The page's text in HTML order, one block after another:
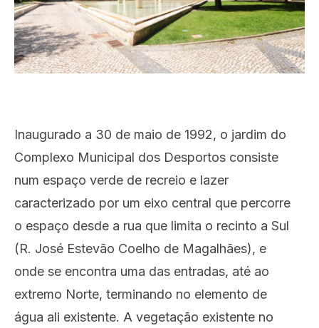
Inaugurado a 30 de maio de 1992, o jardim do
Complexo Municipal dos Desportos consiste
num espaço verde de recreio e lazer
caracterizado por um eixo central que percorre
o espaço desde a rua que limita o recinto a Sul
(R. José Estevão Coelho de Magalhães), e
onde se encontra uma das entradas, até ao
extremo Norte, terminando no elemento de
água ali existente. A vegetação existente no